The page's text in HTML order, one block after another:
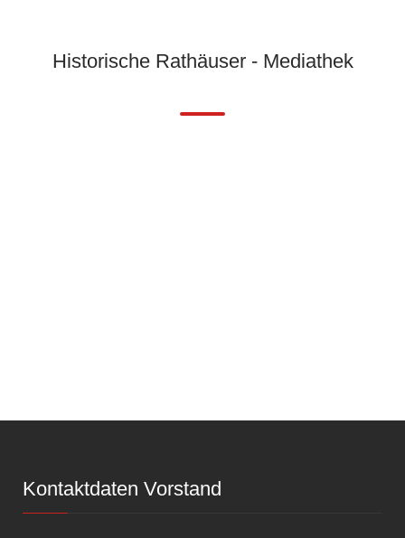
Historische Rathäuser - Mediathek
Kontaktdaten Vorstand